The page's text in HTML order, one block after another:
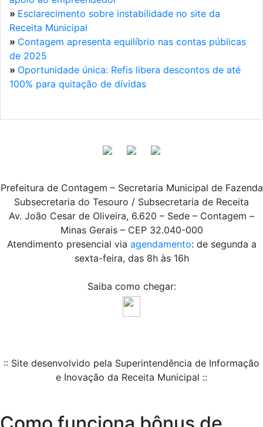
» Esclarecimento sobre instabilidade no site da
Receita Municipal
» Contagem apresenta equilíbrio nas contas públicas
de 2025
» Oportunidade única: Refis libera descontos de até
100% para quitação de dívidas
Prefeitura de Contagem – Secretaria Municipal de Fazenda
Subsecretaria do Tesouro / Subsecretaria de Receita
Av. João Cesar de Oliveira, 6.620 – Sede – Contagem –
Minas Gerais – CEP 32.040-000
Atendimento presencial via agendamento: de segunda a
sexta-feira, das 8h às 16h
Saiba como chegar:
:: Site desenvolvido pela Superintendência de Informação
e Inovação da Receita Municipal ::